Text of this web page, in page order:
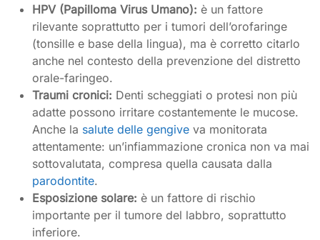
HPV (Papilloma Virus Umano): è un fattore
rilevante soprattutto per i tumori dell’orofaringe
(tonsille e base della lingua), ma è corretto citarlo
anche nel contesto della prevenzione del distretto
orale-faringeo.
Traumi cronici: Denti scheggiati o protesi non più
adatte possono irritare costantemente le mucose.
Anche la salute delle gengive va monitorata
attentamente: un’infiammazione cronica non va mai
sottovalutata, compresa quella causata dalla
parodontite.
Esposizione solare: è un fattore di rischio
importante per il tumore del labbro, soprattutto
inferiore.